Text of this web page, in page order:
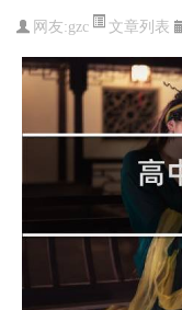
网友:gzc 文章列表